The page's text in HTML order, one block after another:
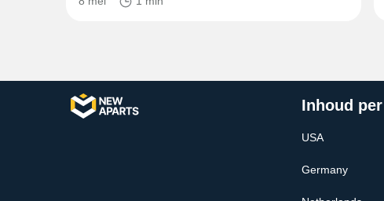
Inhoud
USA
Germany